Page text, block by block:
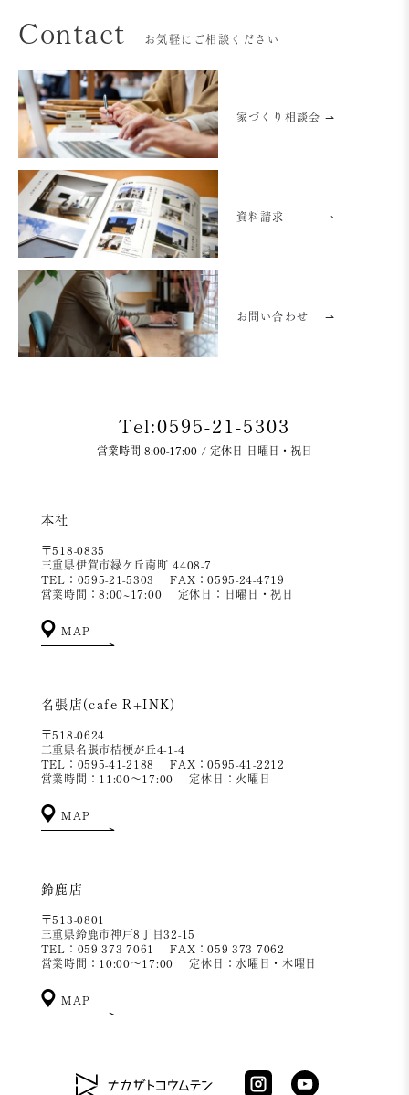
Contact お気軽にご相談ください
家づくり相談会 ⇀
資料請求 ⇀
お問い合わせ ⇀
Tel:0595-21-5303
営業時間 8:00-17:00 / 定休日 日曜日・祝日
本社
〒518-0835
三重県伊賀市緑ケ丘南町 4408-7
TEL：0595-21-5303
FAX：0595-24-4719
営業時間：8:00~17:00
定休日：日曜日・祝日
MAP
名張店(cafe R+INK)
〒518-0624
三重県名張市桔梗が丘4-1-4
TEL：0595-41-2188
FAX：0595-41-2212
営業時間：11:00～17:00
定休日：火曜日
MAP
鈴鹿店
〒513-0801
三重県鈴鹿市神戸8丁目32-15
TEL：059-373-7061
FAX：059-373-7062
営業時間：10:00～17:00
定休日：水曜日・木曜日
MAP